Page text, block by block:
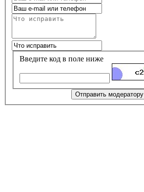
Введите код в поле ниже
Отправить модератору